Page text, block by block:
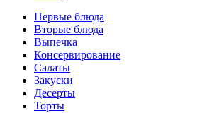
Первые блюда
Вторые блюда
Выпечка
Консервирование
Салаты
Закуски
Десерты
Торты